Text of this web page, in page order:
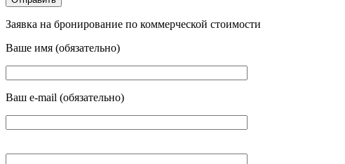
Заявка на бронирование по коммерческой стоимости
Ваше имя (обязательно)
Ваш e-mail (обязательно)